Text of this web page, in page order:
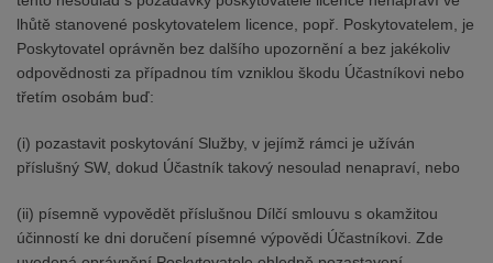
lhůtě stanovené poskytovatelem licence, popř. Poskytovatelem, je
Poskytovatel oprávněn bez dalšího upozornění a bez jakékoliv
odpovědnosti za případnou tím vzniklou škodu Účastníkovi nebo
třetím osobám buď:
(i) pozastavit poskytování Služby, v jejímž rámci je užíván
příslušný SW, dokud Účastník takový nesoulad nenapraví, nebo
(ii) písemně vypovědět příslušnou Dílčí smlouvu s okamžitou
účinností ke dni doručení písemné výpovědi Účastníkovi. Zde